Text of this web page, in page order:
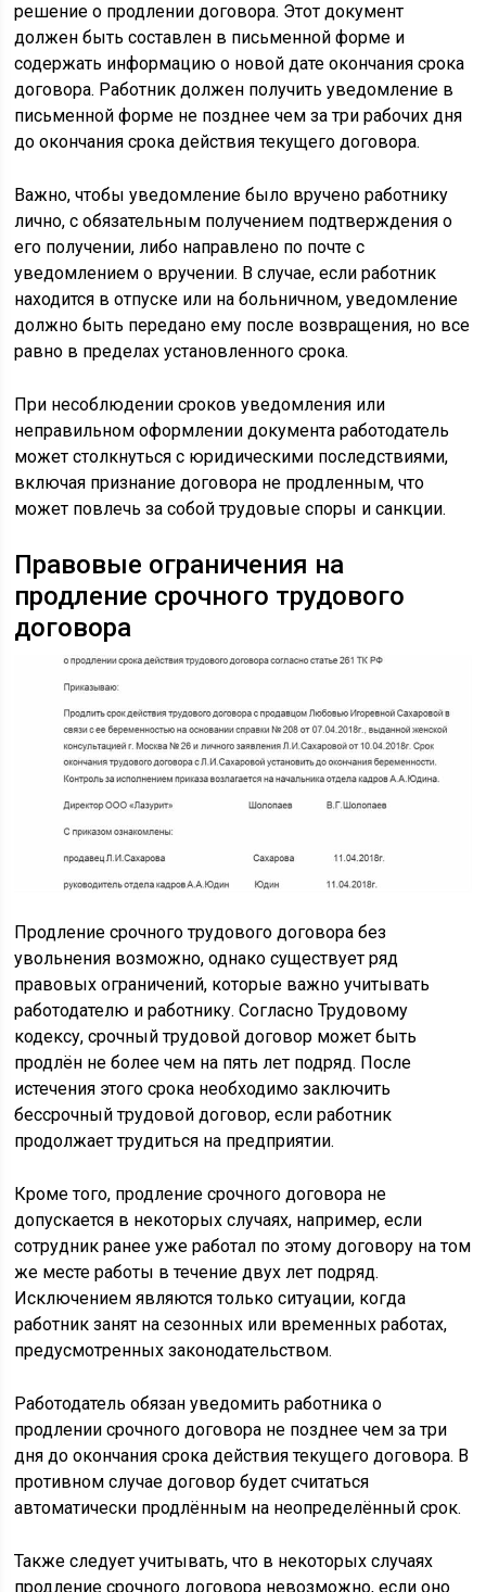
решение о продлении договора. Этот документ
должен быть составлен в письменной форме и
содержать информацию о новой дате окончания срока
договора. Работник должен получить уведомление в
письменной форме не позднее чем за три рабочих дня
до окончания срока действия текущего договора.
Важно, чтобы уведомление было вручено работнику
лично, с обязательным получением подтверждения о
его получении, либо направлено по почте с
уведомлением о вручении. В случае, если работник
находится в отпуске или на больничном, уведомление
должно быть передано ему после возвращения, но все
равно в пределах установленного срока.
При несоблюдении сроков уведомления или
неправильном оформлении документа работодатель
может столкнуться с юридическими последствиями,
включая признание договора не продленным, что
может повлечь за собой трудовые споры и санкции.
Правовые ограничения на
продление срочного трудового
договора
Продление срочного трудового договора без
увольнения возможно, однако существует ряд
правовых ограничений, которые важно учитывать
работодателю и работнику. Согласно Трудовому
кодексу, срочный трудовой договор может быть
продлён не более чем на пять лет подряд. После
истечения этого срока необходимо заключить
бессрочный трудовой договор, если работник
продолжает трудиться на предприятии.
Кроме того, продление срочного договора не
допускается в некоторых случаях, например, если
сотрудник ранее уже работал по этому договору на том
же месте работы в течение двух лет подряд.
Исключением являются только ситуации, когда
работник занят на сезонных или временных работах,
предусмотренных законодательством.
Работодатель обязан уведомить работника о
продлении срочного договора не позднее чем за три
дня до окончания срока действия текущего договора. В
противном случае договор будет считаться
автоматически продлённым на неопределённый срок.
Также следует учитывать, что в некоторых случаях
продление срочного договора невозможно, если оно